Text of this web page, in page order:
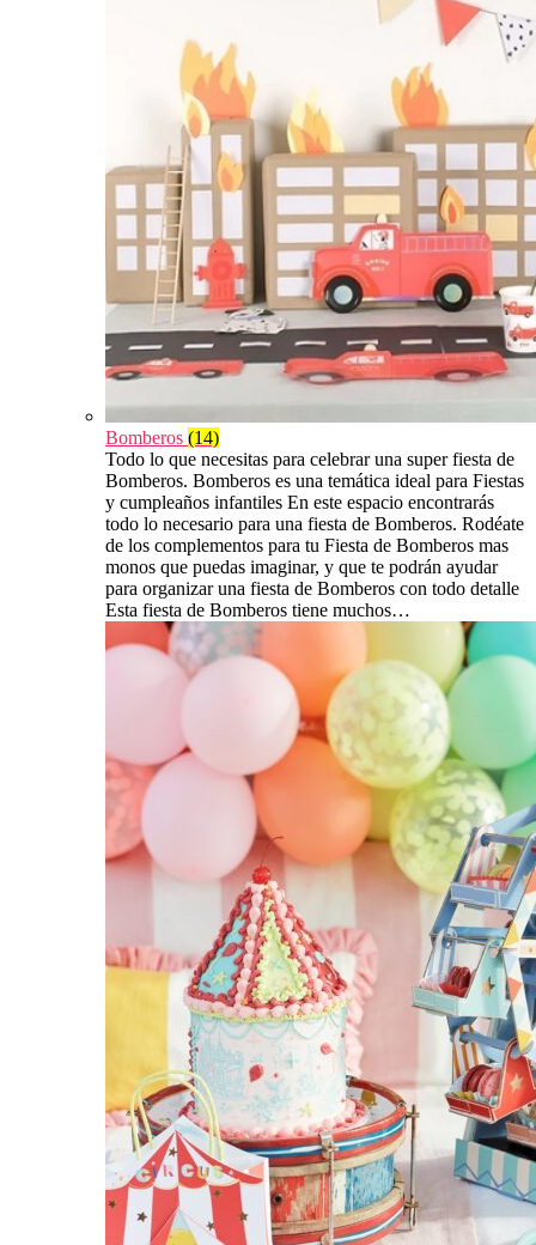
Bomberos (14)
Todo lo que necesitas para celebrar una super fiesta de
Bomberos. Bomberos es una temática ideal para Fiestas
y cumpleaños infantiles En este espacio encontrarás
todo lo necesario para una fiesta de Bomberos. Rodéate
de los complementos para tu Fiesta de Bomberos mas
monos que puedas imaginar, y que te podrán ayudar
para organizar una fiesta de Bomberos con todo detalle
Esta fiesta de Bomberos tiene muchos…